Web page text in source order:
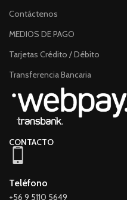
Contáctenos
MEDIOS DE PAGO
Tarjetas Crédito / Débito
Transferencia Bancaria
CONTACTO
Teléfono
+56 9 5110 5649